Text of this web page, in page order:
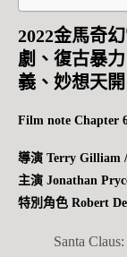
2022金馬奇
劇、復古暴
義 、 妙想天開
Film note Chapter
導演 Terry Gilliam
主演 Jonathan
特別角色 Robert
Santa